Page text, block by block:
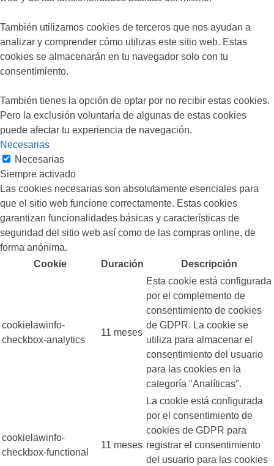
También utilizamos cookies de terceros que nos ayudan a
analizar y comprender cómo utilizas este sitio web. Estas
cookies se almacenarán en tu navegador solo con tu
consentimiento.
También tienes la opción de optar por no recibir estas cookies.
Pero la exclusión voluntaria de algunas de estas cookies
puede afectar tu experiencia de navegación.
Necesarias
Necesarias
Siempre activado
Las cookies necesarias son absolutamente esenciales para
que el sitio web funcione correctamente. Estas cookies
garantizan funcionalidades básicas y características de
seguridad del sitio web así como de las compras online, de
forma anónima.
Cookie
Duración Descripción
cookielawinfo-
checkbox-analytics
11 meses
Esta cookie está configurada
por el complemento de
consentimiento de cookies
de GDPR. La cookie se
utiliza para almacenar el
consentimiento del usuario
para las cookies en la
categoría "Analíticas".
cookielawinfo-
checkbox-functional
11 meses
La cookie está configurada
por el consentimiento de
cookies de GDPR para
registrar el consentimiento
del usuario para las cookies